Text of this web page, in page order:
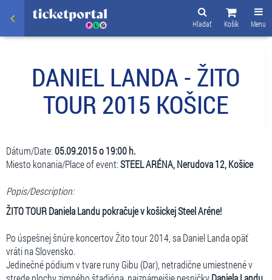
Menu
Košík
Hľadať
DANIEL LANDA - ŽITO
TOUR 2015 KOŠICE
Dátum/Date:05.09.2015 o 19:00 h.
Miesto konania/Place of event:STEEL ARÉNA, Nerudova 12, Košice
Popis/Description:
ŽITO TOUR Daniela Landu pokračuje v košickej Steel Aréne!
Po úspešnej šnúre koncertov Žito tour 2014, sa Daniel Landa opäť
vráti na Slovensko.
Jedinečné pódium v tvare runy Gibu (Dar), netradične umiestnené v